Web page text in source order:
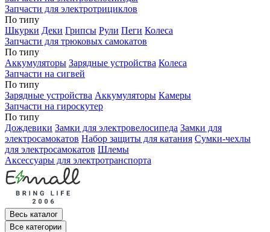
Запчасти для электротрициклов
По типу
Шкурки Деки Грипсы Рули Пеги Колеса
Запчасти для трюковых самокатов
По типу
Аккумуляторы Зарядные устройства Колеса
Запчасти на сигвей
По типу
Зарядные устройства Аккумуляторы Камеры
Запчасти на гироскутер
По типу
Дождевики Замки для электровелосипеда Замки для
электросамокатов Набор защиты для катания Сумки-чехлы
для электросамокатов Шлемы
Аксессуары для электротранспорта
Весь каталог
Все категории